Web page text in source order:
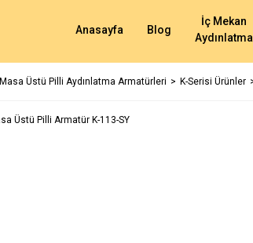
Anasayfa Blog
İç Mekan
Aydınlatma
Masa Üstü Pilli Aydınlatma Armatürleri K-Serisi Ürünler